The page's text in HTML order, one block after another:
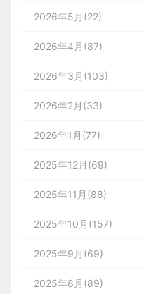
2026年5月(22)
2026年4月(87)
2026年3月(103)
2026年2月(33)
2026年1月(77)
2025年12月(69)
2025年11月(88)
2025年10月(157)
2025年9月(69)
2025年8月(89)